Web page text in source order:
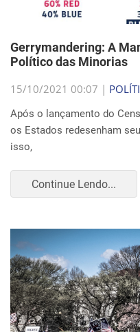
Gerrymandering: A
Político das Minorias
15/10/2021 00:07 |
Após o lançamento do
os Estados redesenham
isso,
Continue Lendo...